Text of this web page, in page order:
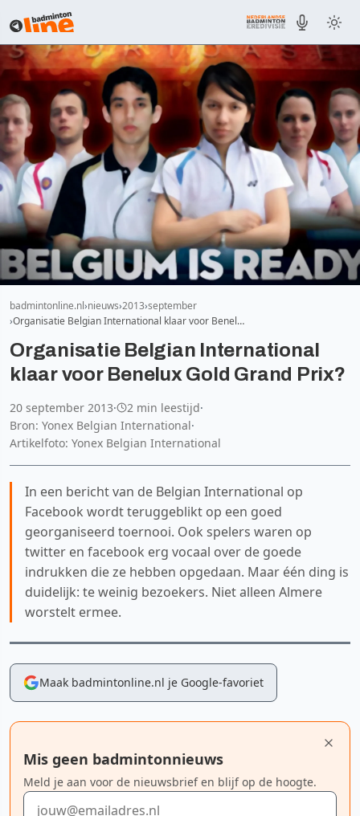
badmintonline.nl nieuws 2013 september
Organisatie Belgian International klaar voor Benel…
Organisatie Belgian International
klaar voor Benelux Gold Grand Prix?
20 september 2013· 2 min leestijd·
Bron: Yonex Belgian International·
Artikelfoto: Yonex Belgian International
In een bericht van de Belgian International op
Facebook wordt teruggeblikt op een goed
georganiseerd toernooi. Ook spelers waren op
twitter en facebook erg vocaal over de goede
indrukken die ze hebben opgedaan. Maar één ding is
duidelijk: te weinig bezoekers. Niet alleen Almere
worstelt ermee.
Maak badmintonline.nl je Google-favoriet
Mis geen badmintonnieuws
Meld je aan voor de nieuwsbrief en blijf op de hoogte.
E-mailadres